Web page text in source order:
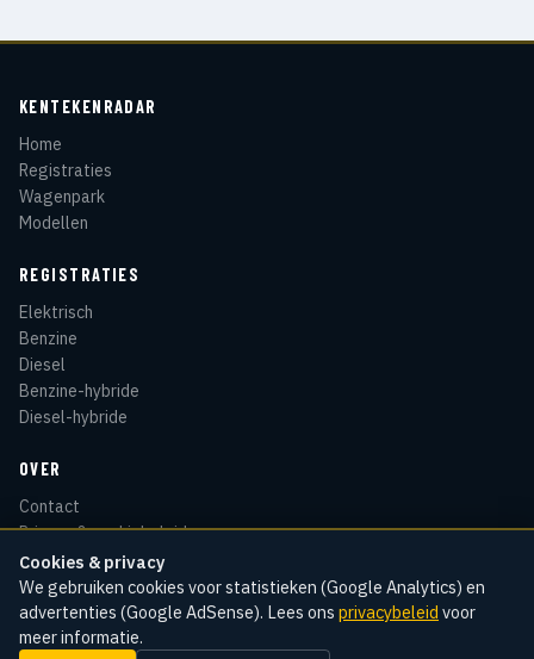
Cookies & privacy
We gebruiken cookies voor statistieken (Google Analytics) en
advertenties (Google AdSense). Lees ons privacybeleid voor
meer informatie.
KENTEKENRADAR
Home
Registraties
Wagenpark
Modellen
REGISTRATIES
Elektrisch
Benzine
Diesel
Benzine-hybride
Diesel-hybride
OVER
Contact
Privacy & cookiebeleid
Disclaimer
Sitemap